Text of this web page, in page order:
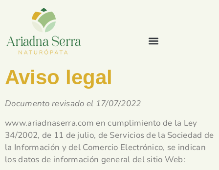
Aviso legal
Documento revisado el 17/07/2022
www.ariadnaserra.com en cumplimiento de la Ley
34/2002, de 11 de julio, de Servicios de la Sociedad de
la Información y del Comercio Electrónico, se indican
los datos de información general del sitio Web: